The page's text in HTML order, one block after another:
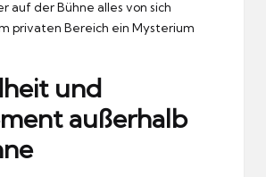
auf der Bühne alles von sich
privaten Bereich ein Mysterium
und
außerhalb